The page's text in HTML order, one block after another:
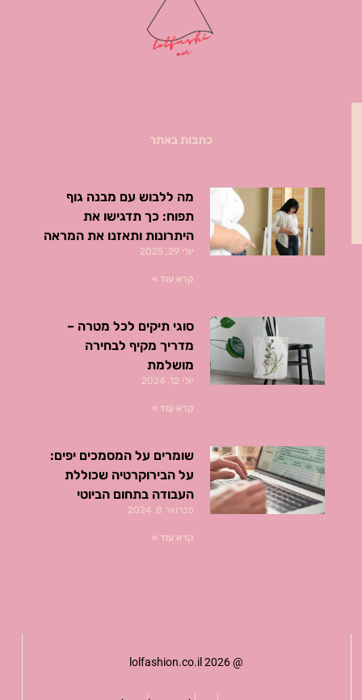
כתבות באתר
מה ללבוש עם מבנה גוף
תפוח: כך תדגישו את
היתרונות ותאזנו את המראה
יולי 29, 2025
קרא עוד »
סוגי תיקים לכל מטרה –
מדריך מקיף לבחירה
מושלמת
יולי 12, 2024
קרא עוד »
שומרים על המסמכים יפים:
על הבירוקרטיה שכוללת
העבודה בתחום הביוטי
פברואר 8, 2024
קרא עוד »
@ lolfashion.co.il 2026